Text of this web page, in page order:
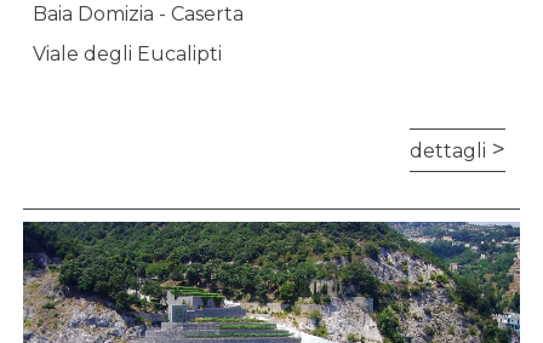
Baia Domizia - Caserta
Viale degli Eucalipti
dettagli